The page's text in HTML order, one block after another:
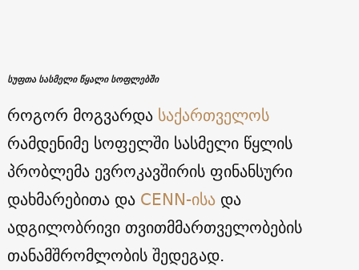
სუფთა სასმელი წყალი სოფლებში
როგორ მოგვარდა საქართველოს
რამდენიმე სოფელში სასმელი წყლის
პრობლემა ევროკავშირის ფინანსური
დახმარებითა და CENN-ისადა
ადგილობრივი თვითმმართველობების
თანამშრომლობის შედეგად.